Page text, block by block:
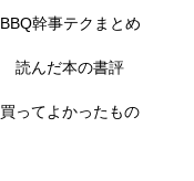
BBQ幹事テクまとめ
読んだ本の書評
買ってよかったもの